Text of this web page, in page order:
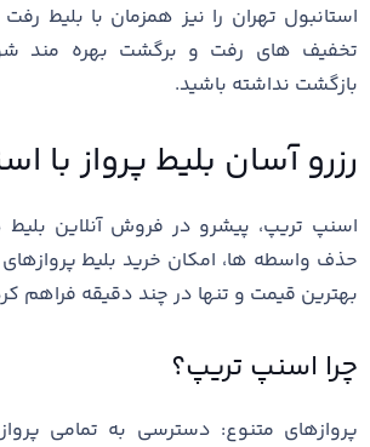
استانبول تهران را نیز همزمان با بلیط
تخفیف‌ های رفت و برگشت بهره‌ مند
بازگشت نداشته باشید.
رزرو آسان بلیط پرواز با
اسنپ تریپ، پیشرو در فروش آنلاین بلیط
حذف واسطه ‌ها، امکان خرید بلیط پروازهای
بهترین قیمت و تنها در چند دقیقه فراهم
چرا اسنپ تریپ؟
پروازهای متنوع: دسترسی به تمامی